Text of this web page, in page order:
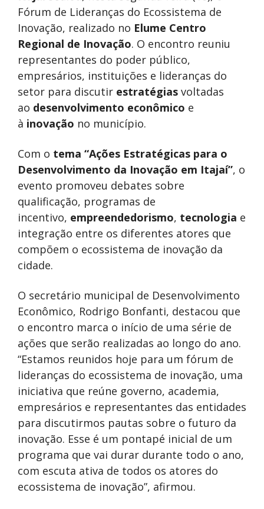
Fórum de Lideranças do Ecossistema de
Inovação, realizado no Elume Centro
Regional de Inovação. O encontro reuniu
representantes do poder público,
empresários, instituições e lideranças do
setor para discutir estratégias voltadas
ao desenvolvimento econômico e
à inovação no município.
Com o tema “Ações Estratégicas para o
Desenvolvimento da Inovação em Itajaí”, o
evento promoveu debates sobre
qualificação, programas de
incentivo, empreendedorismo, tecnologia e
integração entre os diferentes atores que
compõem o ecossistema de inovação da
cidade.
O secretário municipal de Desenvolvimento
Econômico, Rodrigo Bonfanti, destacou que
o encontro marca o início de uma série de
ações que serão realizadas ao longo do ano.
“Estamos reunidos hoje para um fórum de
lideranças do ecossistema de inovação, uma
iniciativa que reúne governo, academia,
empresários e representantes das entidades
para discutirmos pautas sobre o futuro da
inovação. Esse é um pontapé inicial de um
programa que vai durar durante todo o ano,
com escuta ativa de todos os atores do
ecossistema de inovação”, afirmou.